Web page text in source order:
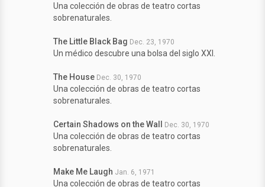
Una colección de obras de teatro cortas
sobrenaturales.
The Little Black Bag Dec. 23, 1970
Un médico descubre una bolsa del siglo XXI.
The House Dec. 30, 1970
Una colección de obras de teatro cortas
sobrenaturales.
Certain Shadows on the Wall Dec. 30, 1970
Una colección de obras de teatro cortas
sobrenaturales.
Make Me Laugh Jan. 6, 1971
Una colección de obras de teatro cortas